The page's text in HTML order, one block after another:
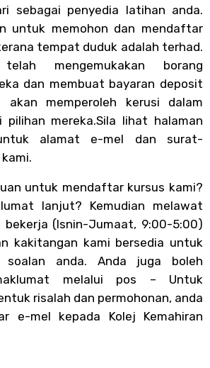
sebagai penyedia latihan anda.
untuk memohon dan mendaftar
tempat duduk adalah terhad.
mengemukakan borang
dan membuat bayaran deposit
akan memperoleh kerusi dalam
pilihan mereka.Sila lihat halaman
alamat e-mel dan surat-
untuk mendaftar kursus kami?
lanjut? Kemudian melawat
bekerja (Isnin-Jumaat, 9:00-5:00)
kakitangan kami bersedia untuk
soalan anda. Anda juga boleh
melalui pos – Untuk
risalah dan permohonan, anda
e-mel kepada Kolej Kemahiran